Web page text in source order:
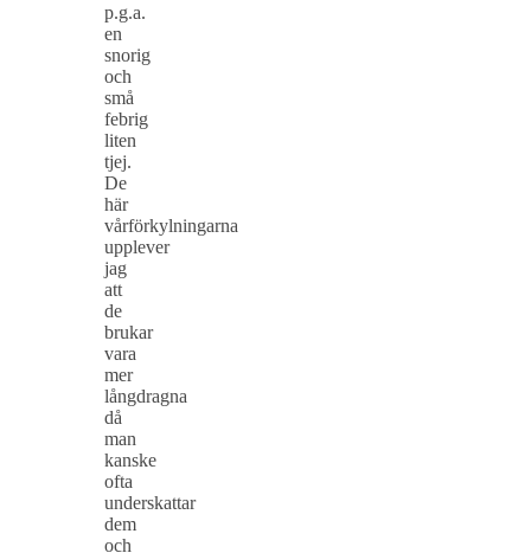
p.g.a.
en
snorig
och
små
febrig
liten
tjej.
De
här
vårförkylningarna
upplever
jag
att
de
brukar
vara
mer
långdragna
då
man
kanske
ofta
underskattar
dem
och